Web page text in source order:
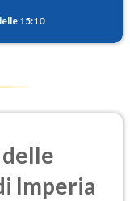
15:10
Imperia